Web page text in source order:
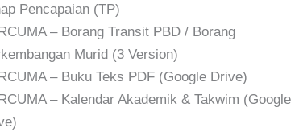
Pencapaian (TP)
– Borang Transit PBD / Borang
Murid (3 Version)
– Buku Teks PDF (Google Drive)
– Kalendar Akademik & Takwim (Google